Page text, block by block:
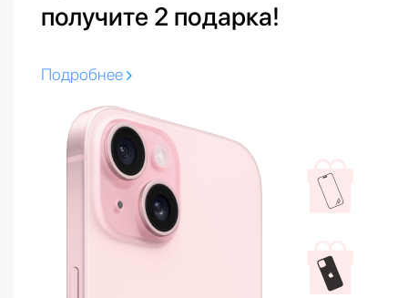
получите 2 подарка!
Подробнее